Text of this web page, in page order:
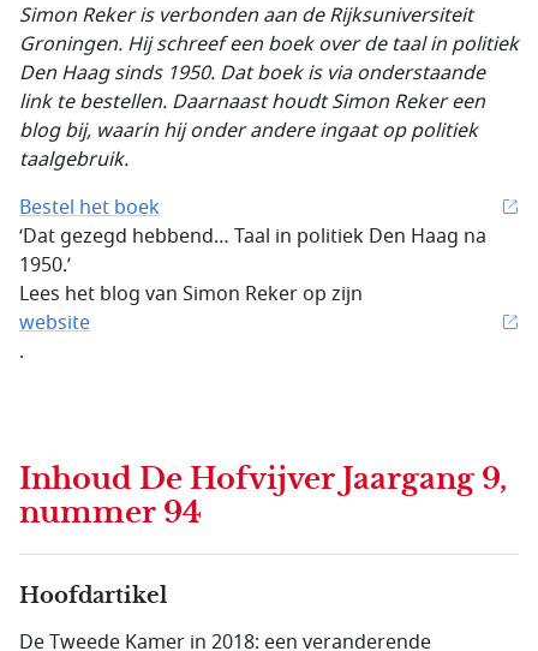
Simon Reker is verbonden aan de Rijksuniversiteit
Groningen. Hij schreef een boek over de taal in politiek
Den Haag sinds 1950. Dat boek is via onderstaande
link te bestellen. Daarnaast houdt Simon Reker een
blog bij, waarin hij onder andere ingaat op politiek
taalgebruik.
Bestel het boek
‘Dat gezegd hebbend… Taal in politiek Den Haag na
1950.’
Lees het blog van Simon Reker op zijn
website
.
Inhoud De Hofvijver Jaargang 9,
nummer 94
Hoofdartikel
De Tweede Kamer in 2018: een veranderende